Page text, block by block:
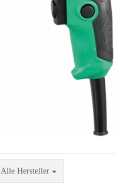
Alle Hersteller